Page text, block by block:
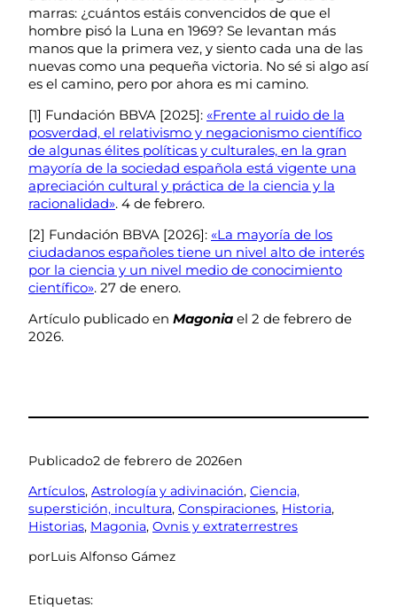
marras: ¿cuántos estáis convencidos de que el
hombre pisó la Luna en 1969? Se levantan más
manos que la primera vez, y siento cada una de las
nuevas como una pequeña victoria. No sé si algo así
es el camino, pero por ahora es mi camino.
[1] Fundación BBVA [2025]: «Frente al ruido de la
posverdad, el relativismo y negacionismo científico
de algunas élites políticas y culturales, en la gran
mayoría de la sociedad española está vigente una
apreciación cultural y práctica de la ciencia y la
racionalidad». 4 de febrero.
[2] Fundación BBVA [2026]: «La mayoría de los
ciudadanos españoles tiene un nivel alto de interés
por la ciencia y un nivel medio de conocimiento
científico». 27 de enero.
Artículo publicado en Magonia el 2 de febrero de
2026.
Publicado2 de febrero de 2026en
Artículos, Astrología y adivinación, Ciencia,
superstición, incultura, Conspiraciones, Historia
Historias, Magonia, Ovnis y extraterrestres
porLuis Alfonso Gámez
Etiquetas: